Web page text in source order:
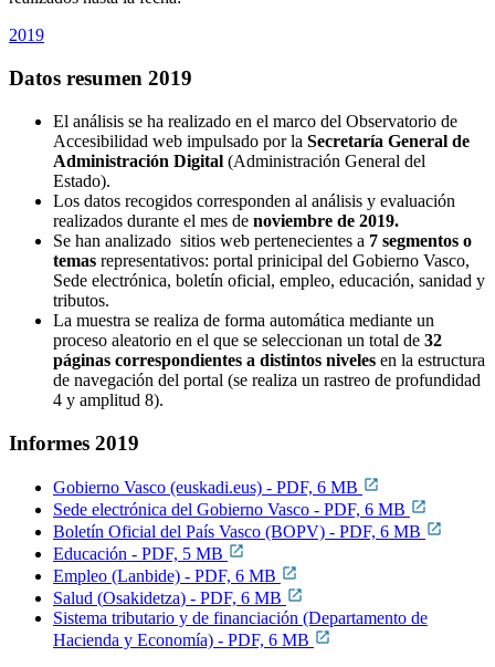
2019
Datos resumen 2019
El análisis se ha realizado en el marco del Observatorio de
Accesibilidad web impulsado por la Secretaría General de
Administración Digital (Administración General del
Estado).
Los datos recogidos corresponden al análisis y evaluación
realizados durante el mes de noviembre de 2019.
Se han analizado sitios web pertenecientes a 7 segmentos o
temas representativos: portal prinicipal del Gobierno Vasco,
Sede electrónica, boletín oficial, empleo, educación, sanidad y
tributos.
La muestra se realiza de forma automática mediante un
proceso aleatorio en el que se seleccionan un total de 32
páginas correspondientes a distintos niveles en la estructura
de navegación del portal (se realiza un rastreo de profundidad
4 y amplitud 8).
Informes 2019
Gobierno Vasco (euskadi.eus) - PDF, 6 MB
Sede electrónica del Gobierno Vasco - PDF, 6 MB
Boletín Oficial del País Vasco (BOPV) - PDF, 6 MB
Educación - PDF, 5 MB
Empleo (Lanbide) - PDF, 6 MB
Salud (Osakidetza) - PDF, 6 MB
Sistema tributario y de financiación (Departamento de
Hacienda y Economía) - PDF, 6 MB